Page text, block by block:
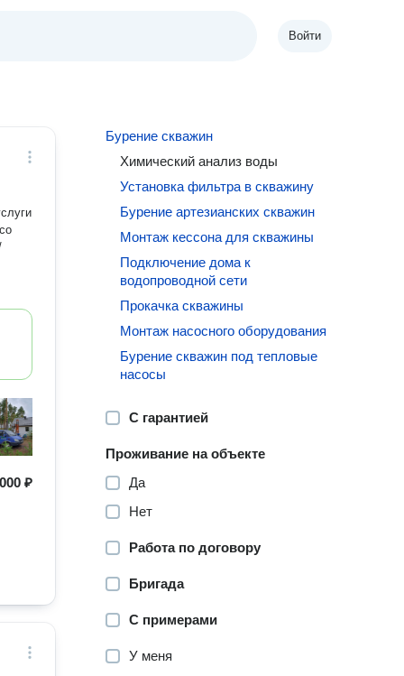
Войти
₽
Бурение скважин
Химический анализ воды
Установка фильтра в скважину
Бурение артезианских скважин
Монтаж кессона для скважины
Подключение дома к
водопроводной сети
Прокачка скважины
Монтаж насосного оборудования
Бурение скважин под тепловые
насосы
С гарантией
Проживание на объекте
Да
Нет
Работа по договору
Бригада
С примерами
У меня